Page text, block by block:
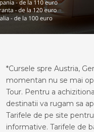
*Cursele spre Austria,
momentan nu se mai
Tour. Pentru a
destinatii va rugam sa
Tarifele de pe site
informative. Tarifele de